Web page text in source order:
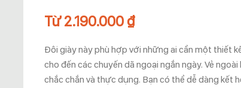
Từ2.190.000 ₫
Đôi giày này phù hợp với những ai cần một thiết
cho đến các chuyến dã ngoại ngắn ngày. Vẻ
chắc chắn và thực dụng. Bạn có thể dễ dàng kết